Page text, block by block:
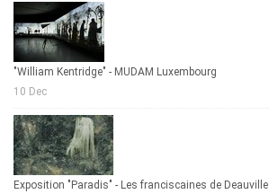
"William Kentridge" - MUDAM Luxembourg
10 Dec
Exposition "Paradis" - Les franciscaines de Deauville